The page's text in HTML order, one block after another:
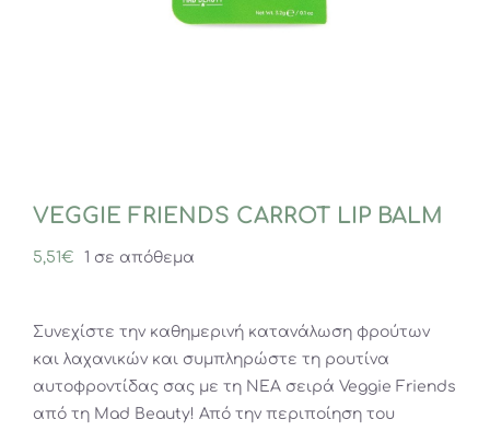
VEGGIE FRIENDS CARROT LIP BALM
5,51€ 1 σε απόθεμα
Συνεχίστε την καθημερινή κατανάλωση φρούτων
και λαχανικών και συμπληρώστε τη ρουτίνα
αυτοφροντίδας σας με τη ΝΕΑ σειρά Veggie Friends
από τη Mad Beauty! Από την περιποίηση του